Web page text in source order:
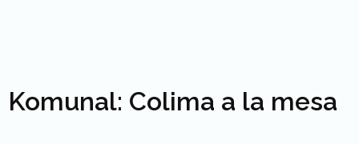
Komunal: Colima a la mesa